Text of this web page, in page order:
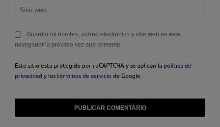
Guardar mi nombre, correo electrónico y sitio web en este
navegador la próxima vez que comente.
Este sitio está protegido por reCAPTCHA y se aplican la política de
privacidad y los términos de servicio de Google.